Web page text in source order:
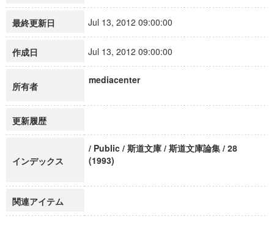
最終更新日 Jul 13, 2012 09:00:00
作成日 Jul 13, 2012 09:00:00
所有者
mediacenter
更新履歴
インデックス
/ Public / 斯道文庫 / 斯道文庫論集 / 28
(1993)
関連アイテム